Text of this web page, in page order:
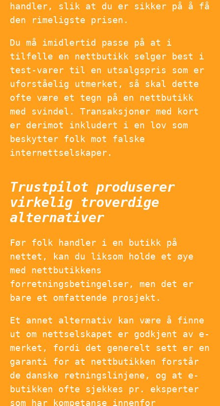
handler, slik at du er sikker på å få
den rimeligste prisen.
Du må imidlertid passe på at i
tilfelle en nettbutikk selger best i
test-varer til en utsalgspris som er
uforståelig utmerket, så skal dette
ofte være et tegn på en nettbutikk
med svindel. Transaksjoner med kort
er derimot inkludert i en lov som
beskytter folk mot falske
internettselskaper.
Trustpilot produserer
virkelig troverdige
alternativer
Før folk handler i en butikk på
nettet, kan du liksom holde et øye
med nettbutikkens
forretningsbetingelser, men det er
bare et omfattende prosjekt.
Et annet alternativ kan være å finne
ut om nettselskapet er godkjent av e-
merket, fordi det generelt sett er en
garanti for at nettbutikken forstår
de danske retningslinjene, og at e-
butikken ofte sjekkes pr. eksperter
som har kompetanse innenfor